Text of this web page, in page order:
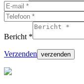
Bericht *
Verzenden